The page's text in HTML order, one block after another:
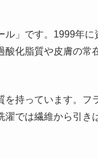
」です。1999年
化脂質や皮膚の常
持っています。フ
では繊維から引き